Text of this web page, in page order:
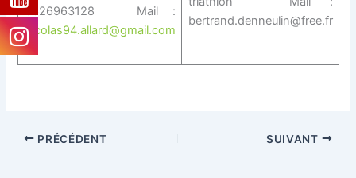
0626963128 Mail :
nicolas94.allard@gmail.com
bertrand.denneulin@free.fr
PRÉCÉDENT SUIVANT